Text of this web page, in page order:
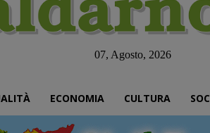
07, Agosto, 2026
ECONOMIA CULTURA